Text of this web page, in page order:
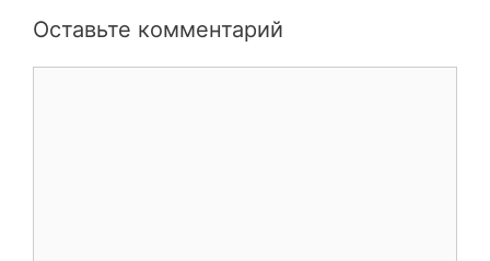
Оставьте комментарий